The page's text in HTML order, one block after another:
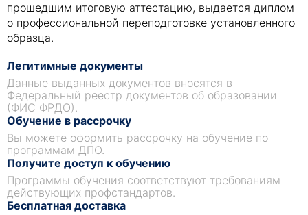
прошедшим итоговую аттестацию, выдается диплом
о профессиональной переподготовке установленного
образца.
Легитимные документы
Данные выданных документов вносятся в
Федеральный реестр документов об образовании
(ФИС ФРДО).
Обучение в рассрочку
Вы можете оформить рассрочку на обучение по
программам ДПО.
Получите доступ к обучению
Программы обучения соответствуют требованиям
действующих профстандартов.
Бесплатная доставка